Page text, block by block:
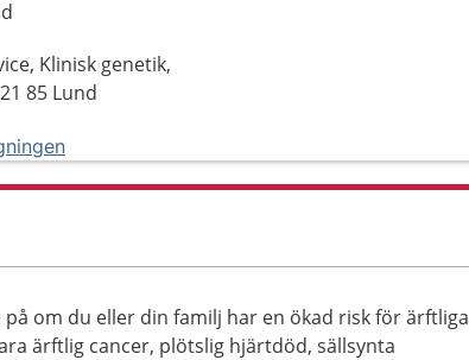
Klinisk genetik,
85 Lund
om du eller din familj har en ökad risk för ärftliga
ärftlig cancer, plötslig hjärtdöd, sällsynta